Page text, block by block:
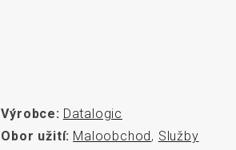
Výrobce: Datalogic
Obor užití: Maloobchod , Služby